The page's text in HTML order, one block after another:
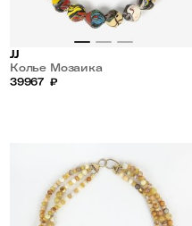
JJ
Колье Мозаика
39967 ₽